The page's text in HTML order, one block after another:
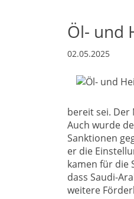
Öl- und
02.05.2025
bereit sei. Der
Auch wurde
Sanktionen
er die
kamen für die
dass Saudi-
weitere